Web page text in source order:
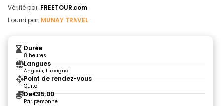
Vérifié par: FREETOUR.com
Fourni par: MUNAY TRAVEL
Durée
8 heures
Langues
Anglais, Espagnol
Point de rendez-vous
Quito
De€95.00
Par personne